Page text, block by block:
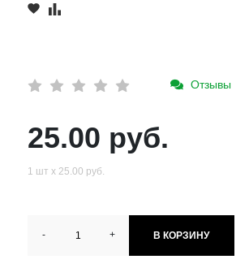
Отзывы
25.00 руб.
1 шт х 25.00 руб.
- + В КОРЗИНУ